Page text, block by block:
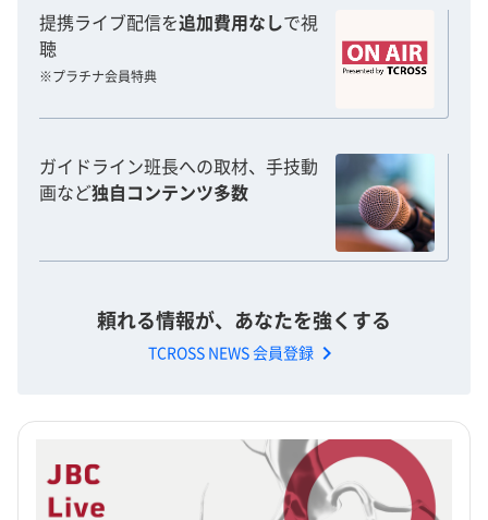
提携ライブ配信を追加費用なしで視
聴
※プラチナ会員特典
ガイドライン班長への取材、手技動
画など独自コンテンツ多数
頼れる情報が、あなたを強くする
TCROSS NEWS 会員登録 chevron_right